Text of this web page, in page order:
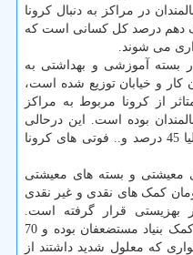
فوت 98 نفر از سالمندان در مراکز به دنبال کرونا
دهم درصد کل کسانی است که
می شوند.
با اشاره به اینکه 57 هزار بسته آموزشی و بهداشتی به
کار و خیابان توزیع شده است،
کشور متاثر از کرونا مربوط به مراکز
بوده است. این درحالی
است که در ایرلند 45 درصد، در ایتالیا 45 درصد و.. فوتی های کرونا
معیشتی و بسته های معیشتی
داد: 50 میلیارد تومان کمک های نقدی و غیر نقدی
بهزیستی قرار گرفته است.
همینطور بیشتر از 60 میلیارد تومان کمک بنیاد مستضعفان بوده و 70
هم برای 191 هزار خانواری که معلول شدید داشتند از